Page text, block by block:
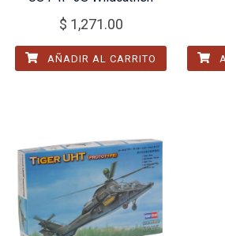
$ 1,271.00
AÑADIR AL CARRITO